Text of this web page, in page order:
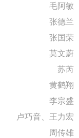
毛阿敏
张德兰
张国荣
莫文蔚
苏芮
黄鹤翔
李宗盛
卢巧音、王力宏
周传雄